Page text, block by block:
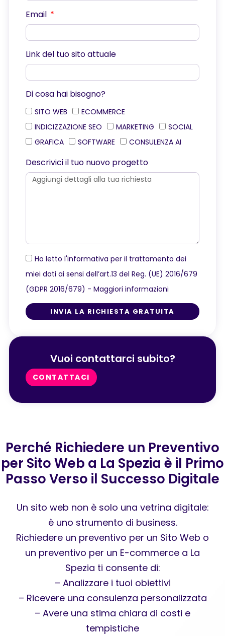
Email
Link del tuo sito attuale
Di cosa hai bisogno?
SITO WEB
ECOMMERCE
INDICIZZAZIONE SEO
MARKETING
SOCIAL
GRAFICA
SOFTWARE CONSULENZA AI
Descrivici il tuo nuovo progetto
Ho letto l'informativa per il trattamento dei
miei dati ai sensi dell’art.13 del Reg. (UE) 2016/679
(GDPR 2016/679) - Maggiori informazioni
INVIA LA RICHIESTA GRATUITA
Vuoi contattarci subito?
CONTATTACI
Perché Richiedere un Preventivo
per Sito Web a La Spezia è il Primo
Passo Verso il Successo Digitale
Un sito web non è solo una vetrina digitale:
è uno strumento di business.
Richiedere un preventivo per un Sito Web o
un preventivo per un E-commerce a La
Spezia ti consente di:
– Analizzare i tuoi obiettivi
– Ricevere una consulenza personalizzata
– Avere una stima chiara di costi e
tempistiche